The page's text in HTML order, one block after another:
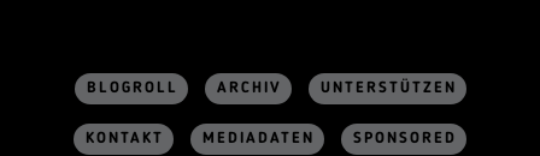
BLOGROLL ARCHIV UNTERSTÜTZEN
KONTAKT MEDIADATEN SPONSORED